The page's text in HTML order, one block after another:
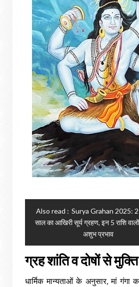
Also read : Surya Grahan 2025:
साल का आखिरी सूर्य ग्रहण, इन 5 राशि
अशुभ प्रभाव
ग्रहशांतिवदोषोंसेमुक्ति
धार्मिक मान्यताओं के अनुसार,मां गंगा